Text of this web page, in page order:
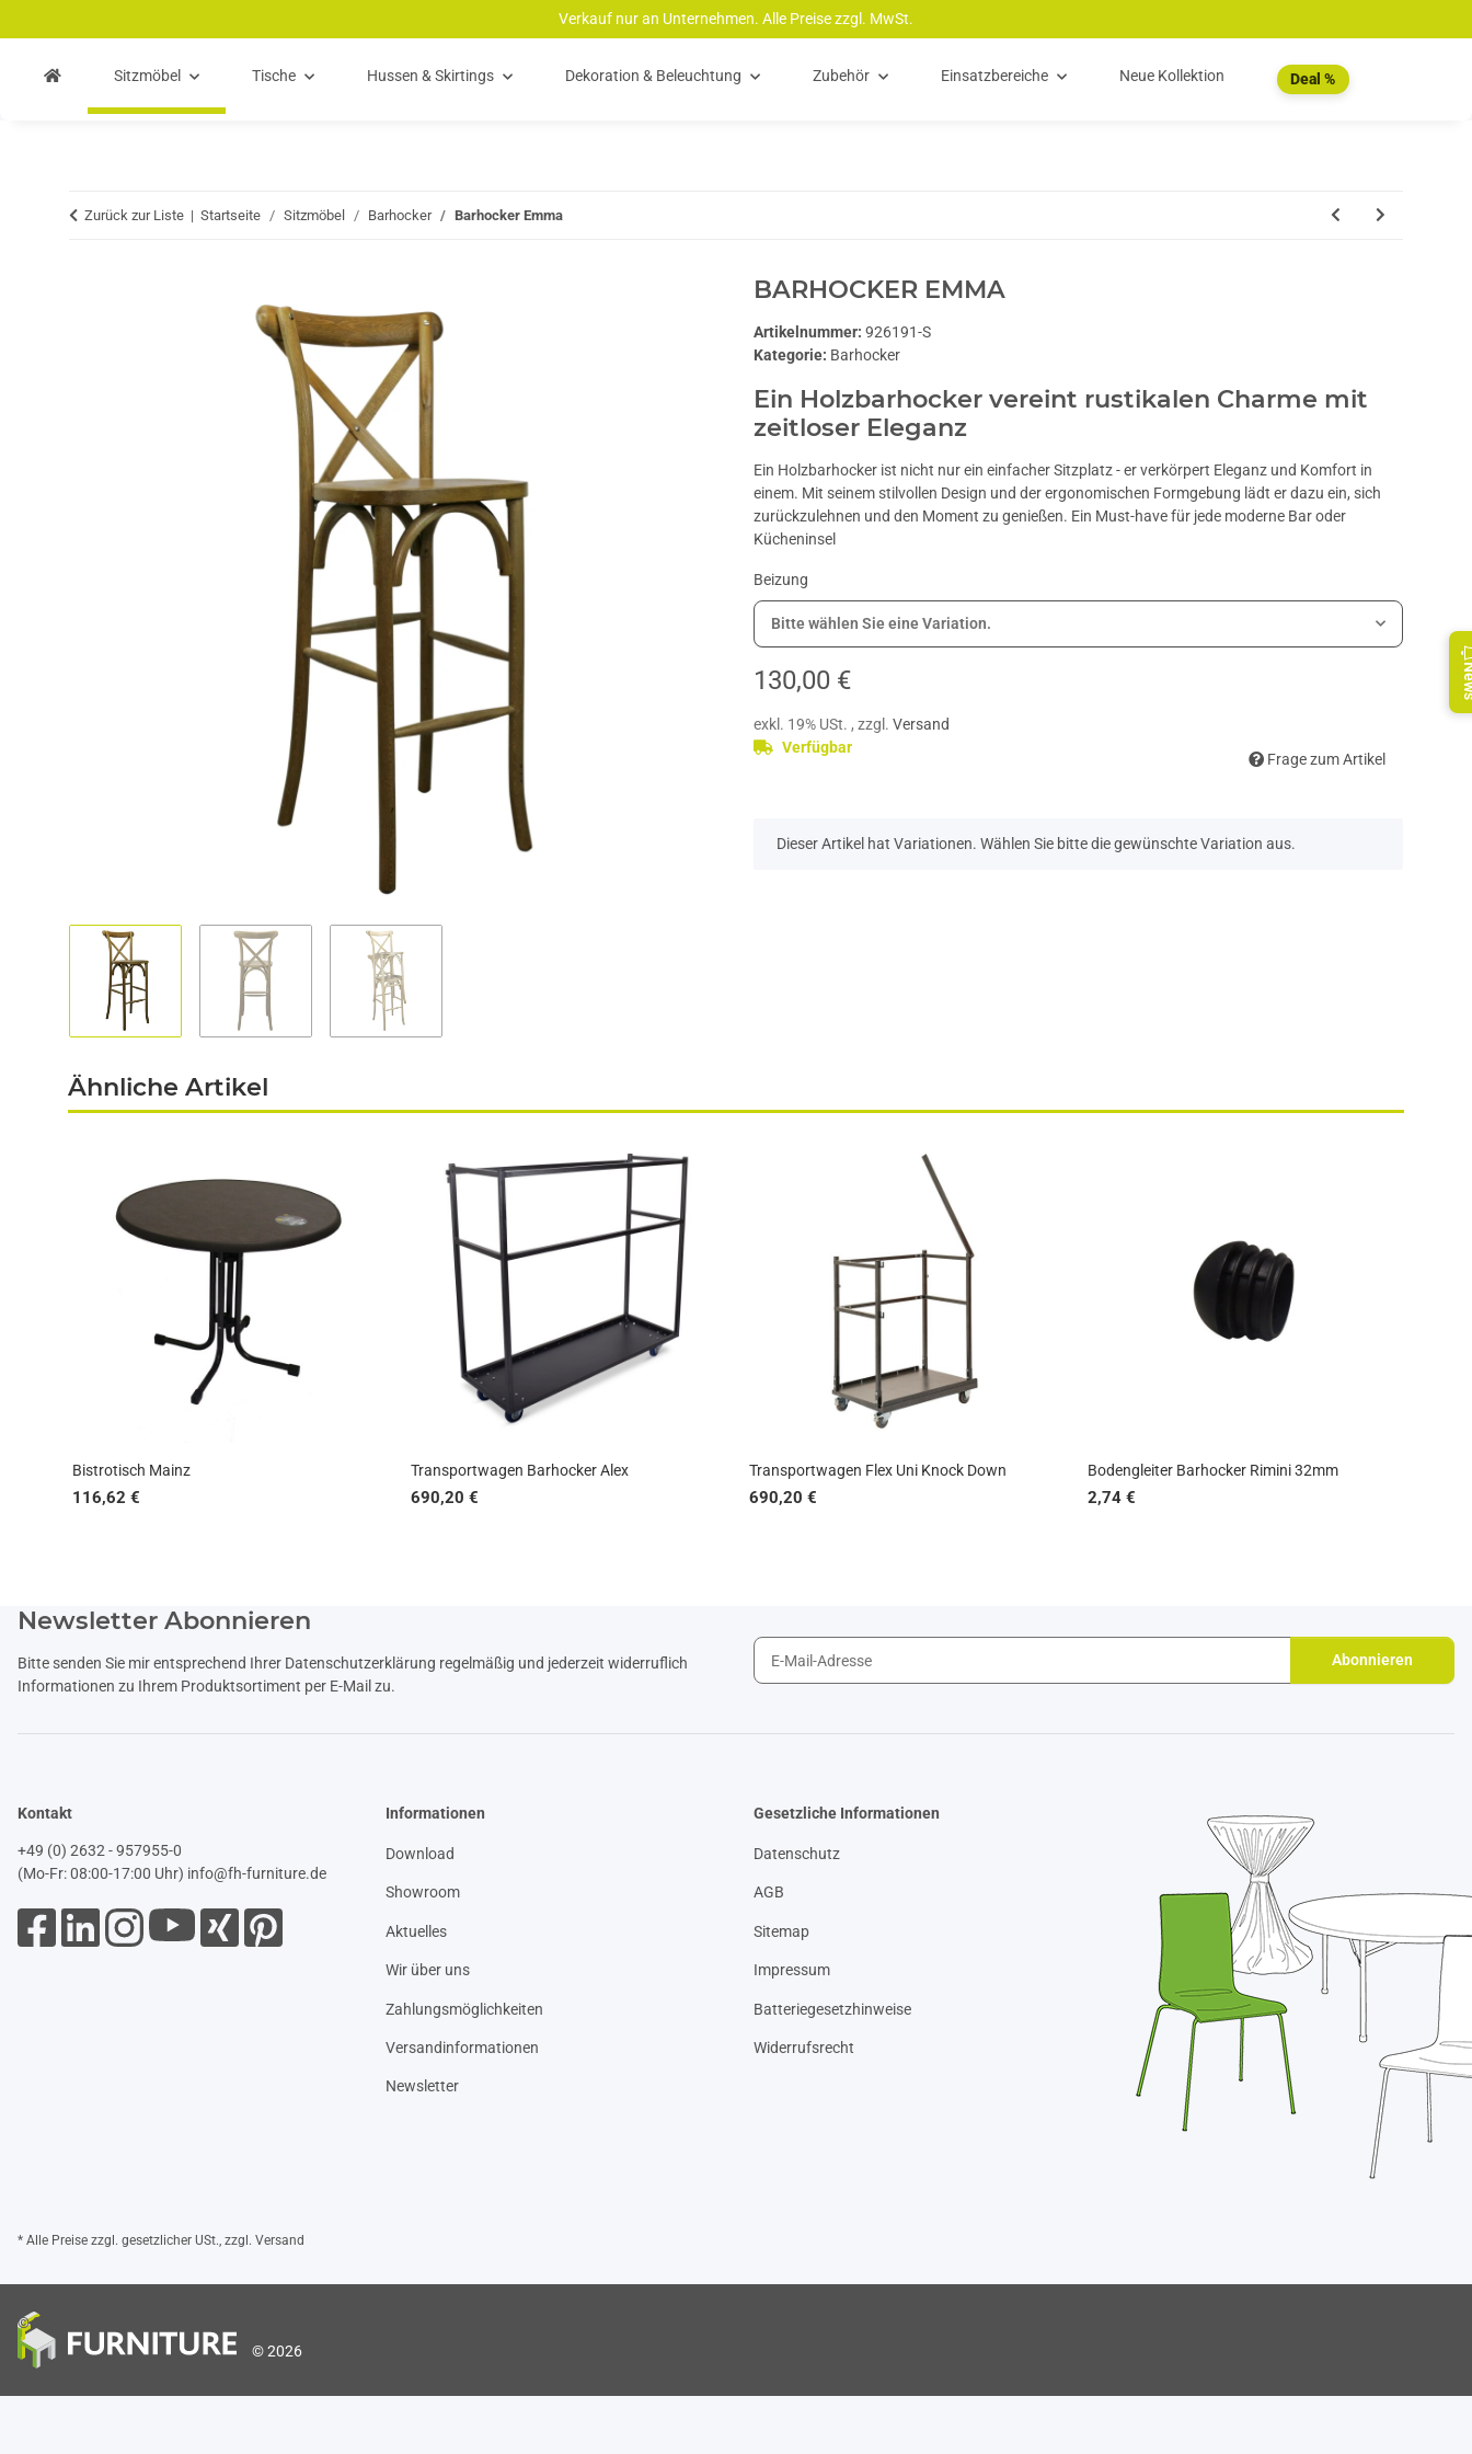
Verkauf nur an Unternehmen. Alle Preise zzgl. MwSt.
Sitzmöbel Tische Hussen & Skirtings Dekoration & Beleuchtung Zubehör Einsatzbereiche Neue Kollektion Deal %
Zurück zur Liste Startseite Sitzmöbel Barhocker Barhocker Emma
BARHOCKER EMMA
Artikelnummer: 926191-S
Kategorie: Barhocker
Ein Holzbarhocker vereint rustikalen Charme mit
zeitloser Eleganz
Ein Holzbarhocker ist nicht nur ein einfacher Sitzplatz - er verkörpert Eleganz und Komfort in
einem. Mit seinem stilvollen Design und der ergonomischen Formgebung lädt er dazu ein, sich
zurückzulehnen und den Moment zu genießen. Ein Must-have für jede moderne Bar oder
Kücheninsel
Beizung
Bitte wählen Sie eine Variation.
130,00 €
exkl. 19% USt. , zzgl. Versand
Verfügbar
Frage zum Artikel
x
Dieser Artikel hat Variationen. Wählen Sie bitte die gewünschte Variation aus.
Ähnliche Artikel
Bistrotisch Mainz
116,62 €
Transportwagen Barhocker Alex
690,20 €
Transportwagen Flex Uni Knock Down
690,20 €
Bodengleiter Barhocker Rimini 32mm
2,74 €
Newsletter Abonnieren
Bitte senden Sie mir entsprechend Ihrer Datenschutzerklärung regelmäßig und jederzeit widerruflich
Informationen zu Ihrem Produktsortiment per E-Mail zu.
Abonnieren
Kontakt
+49 (0) 2632 - 957955-0
(Mo-Fr: 08:00-17:00 Uhr) info@fh-furniture.de
Informationen
Download
Showroom
Aktuelles
Wir über uns
Zahlungsmöglichkeiten
Versandinformationen
Newsletter
Gesetzliche Informationen
Datenschutz
AGB
Sitemap
Impressum
Batteriegesetzhinweise
Widerrufsrecht
* Alle Preise zzgl. gesetzlicher USt., zzgl. Versand
© 2026